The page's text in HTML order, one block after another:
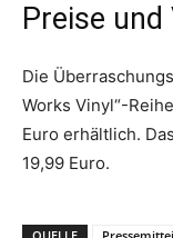
Preise
Die
Works Vinyl“-
Euro erhältlich.
19,99 Euro.